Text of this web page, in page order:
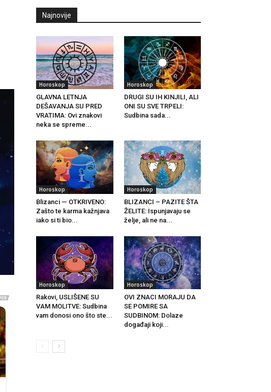
Najnovije
Horoskop
GLAVNA LETNJA
DEŠAVANJA SU PRED
VRATIMA: Ovi znakovi
neka se spreme...
Horoskop
DRUGI SU IH KINJILI, ALI
ONI SU SVE TRPELI:
Sudbina sada...
Horoskop
Blizanci — OTKRIVENO:
Zašto te karma kažnjava
iako si ti bio...
Horoskop
BLIZANCI – PAZITE ŠTA
ŽELITE: Ispunjavaju se
želje, ali ne na...
Horoskop
Rakovi, USLIŠENE SU
VAM MOLITVE: Sudbina
vam donosi ono što ste...
Horoskop
OVI ZNACI MORAJU DA
SE POMIRE SA
SUDBINOM: Dolaze
događaji koji...